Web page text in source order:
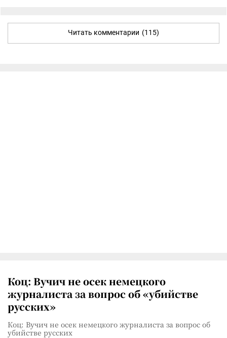
Читать комментарии (115)
Коц: Вучич не осек немецкого
журналиста за вопрос об «убийстве
русских»
Коц: Вучич не осек немецкого журналиста за вопрос об
убийстве русских